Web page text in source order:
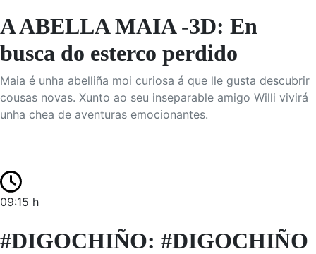
A ABELLA MAIA -3D: En
busca do esterco perdido
Maia é unha abelliña moi curiosa á que lle gusta descubrir
cousas novas. Xunto ao seu inseparable amigo Willi vivirá
unha chea de aventuras emocionantes.
09:15 h
#DIGOCHIÑO: #DIGOCHIÑO